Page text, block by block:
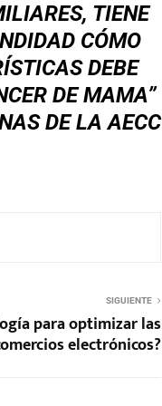
TIENE
CÓMO
DEBE
DE MAMA”
DE LA AECC
SIGUIENTE
para optimizar las
electrónicos?